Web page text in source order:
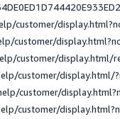
customer/
customer/
customer/display.html/
customer/display.html/
customer/
customer/